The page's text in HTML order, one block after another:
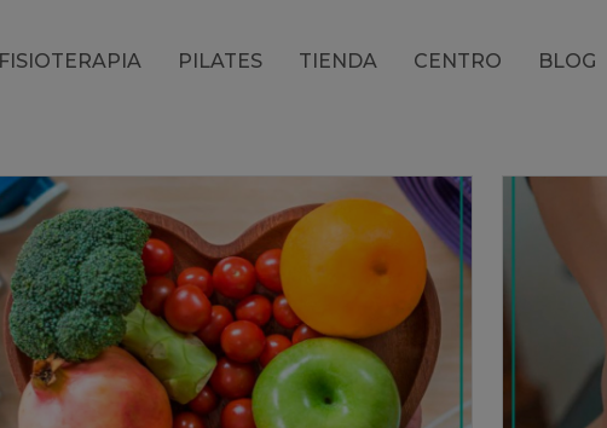
FISIOTERAPIA PILATES TIENDA CENTRO BLOG